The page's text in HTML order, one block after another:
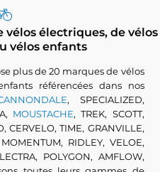
vélos électriques, de vélos
vélos enfants
plus de 20 marques de vélos
référencées dans nos
, SPECIALIZED,
MOUSTACHE, TREK, SCOTT,
CERVELO, TIME, GRANVILLE,
RIDLEY, VELOE,
POLYGON, AMFLOW,